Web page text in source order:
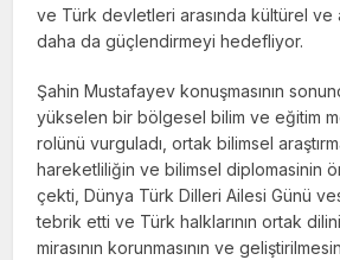
ve Türk devletleri arasında kültürel ve
daha da güçlendirmeyi hedefliyor.
Şahin Mustafayev konuşmasının
yükselen bir bölgesel bilim ve eğitim
rolünü vurguladı, ortak bilimsel
hareketliliğin ve bilimsel diplomasinin
çekti, Dünya Türk Dilleri Ailesi Günü
tebrik etti ve Türk halklarının ortak
mirasının korunmasının ve